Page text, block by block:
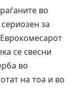
во
за
се свесни
во
на тоа и во